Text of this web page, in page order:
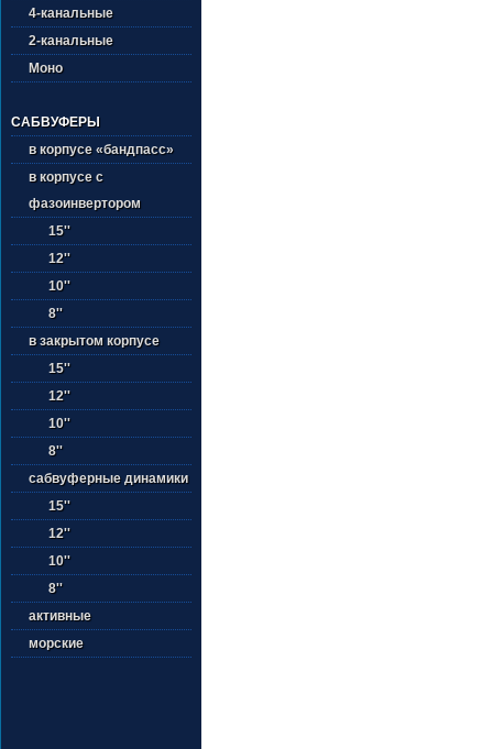
4-канальные
2-канальные
Моно
САБВУФЕРЫ
в корпусе «бандпасс»
в корпусе с
фазоинвертором
15''
12''
10''
8''
в закрытом корпусе
15''
12''
10''
8''
сабвуферные динамики
15''
12''
10''
8''
активные
морские